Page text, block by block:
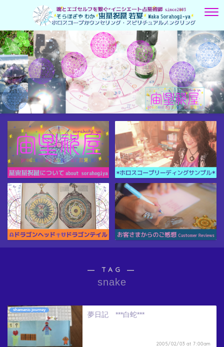
― TAG ―
snake
shamanic journey
夢日記 ***白蛇***
2005/02/03 at 7:00am